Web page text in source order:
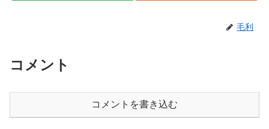
毛利
コメント
コメントを書き込む